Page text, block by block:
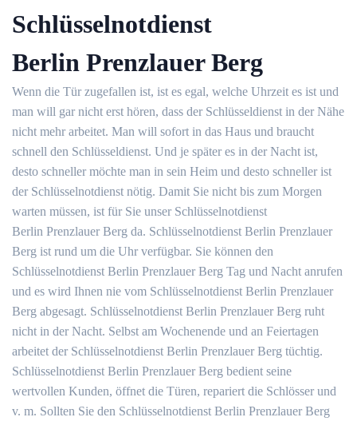
Schlüsselnotdienst
Berlin Prenzlauer Berg
Wenn die Tür zugefallen ist, ist es egal, welche Uhrzeit es ist und
man will gar nicht erst hören, dass der Schlüsseldienst in der Nähe
nicht mehr arbeitet. Man will sofort in das Haus und braucht
schnell den Schlüsseldienst. Und je später es in der Nacht ist,
desto schneller möchte man in sein Heim und desto schneller ist
der Schlüsselnotdienst nötig. Damit Sie nicht bis zum Morgen
warten müssen, ist für Sie unser Schlüsselnotdienst
Berlin Prenzlauer Berg da. Schlüsselnotdienst Berlin Prenzlauer
Berg ist rund um die Uhr verfügbar. Sie können den
Schlüsselnotdienst Berlin Prenzlauer Berg Tag und Nacht anrufen
und es wird Ihnen nie vom Schlüsselnotdienst Berlin Prenzlauer
Berg abgesagt. Schlüsselnotdienst Berlin Prenzlauer Berg ruht
nicht in der Nacht. Selbst am Wochenende und an Feiertagen
arbeitet der Schlüsselnotdienst Berlin Prenzlauer Berg tüchtig.
Schlüsselnotdienst Berlin Prenzlauer Berg bedient seine
wertvollen Kunden, öffnet die Türen, repariert die Schlösser und
v. m. Sollten Sie den Schlüsselnotdienst Berlin Prenzlauer Berg